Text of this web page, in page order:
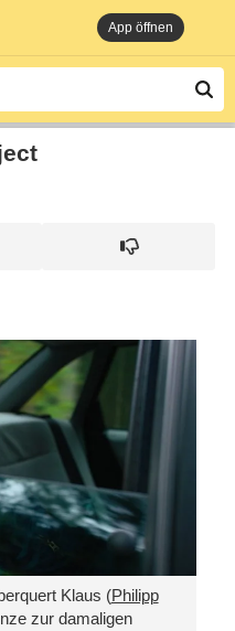
App öffnen
Klaus (Philipp
zur damaligen